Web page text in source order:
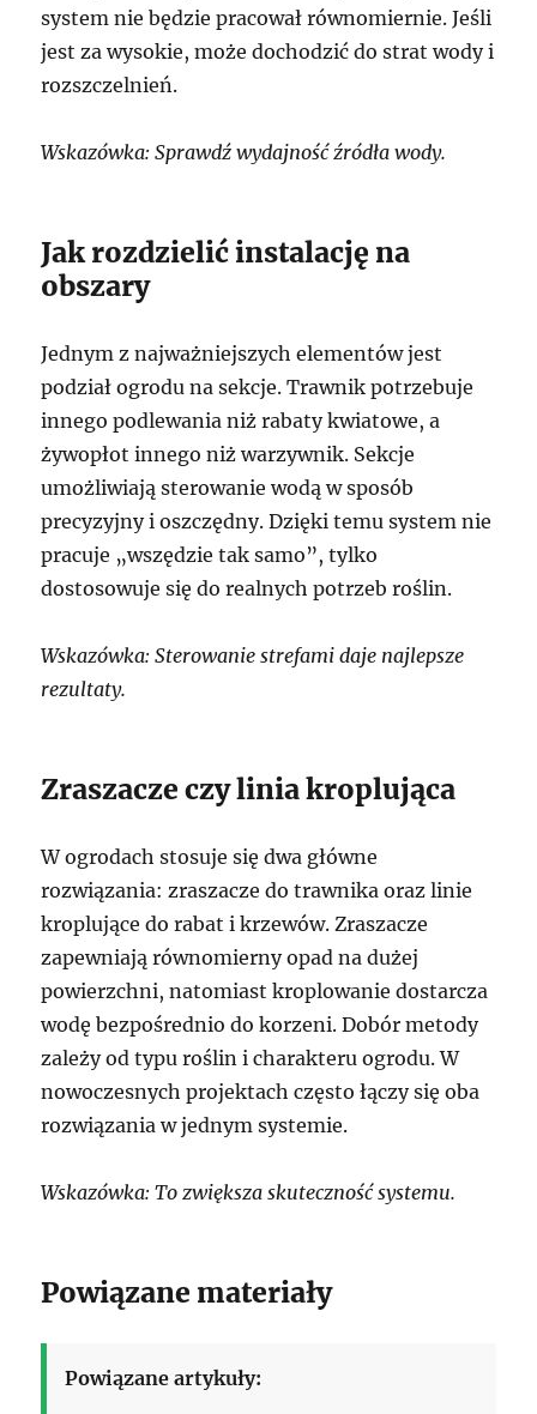
system nie będzie pracował równomiernie. Jeśli
jest za wysokie, może dochodzić do strat wody i
rozszczelnień.
Wskazówka: Sprawdź wydajność źródła wody.
Jak rozdzielić instalację na
obszary
Jednym z najważniejszych elementów jest
podział ogrodu na sekcje. Trawnik potrzebuje
innego podlewania niż rabaty kwiatowe, a
żywopłot innego niż warzywnik. Sekcje
umożliwiają sterowanie wodą w sposób
precyzyjny i oszczędny. Dzięki temu system nie
pracuje „wszędzie tak samo”, tylko
dostosowuje się do realnych potrzeb roślin.
Wskazówka: Sterowanie strefami daje najlepsze
rezultaty.
Zraszacze czy linia kroplująca
W ogrodach stosuje się dwa główne
rozwiązania: zraszacze do trawnika oraz linie
kroplujące do rabat i krzewów. Zraszacze
zapewniają równomierny opad na dużej
powierzchni, natomiast kroplowanie dostarcza
wodę bezpośrednio do korzeni. Dobór metody
zależy od typu roślin i charakteru ogrodu. W
nowoczesnych projektach często łączy się oba
rozwiązania w jednym systemie.
Wskazówka: To zwiększa skuteczność systemu.
Powiązane materiały
Powiązane artykuły: